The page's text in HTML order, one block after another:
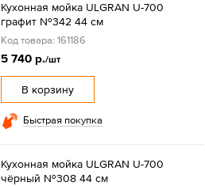
Кухонная мойка ULGRAN U-700
графит №342 44 см
Код товара: 161186
5 740 р./шт
В корзину
Быстрая покупка
Кухонная мойка ULGRAN U-700
чёрный №308 44 см